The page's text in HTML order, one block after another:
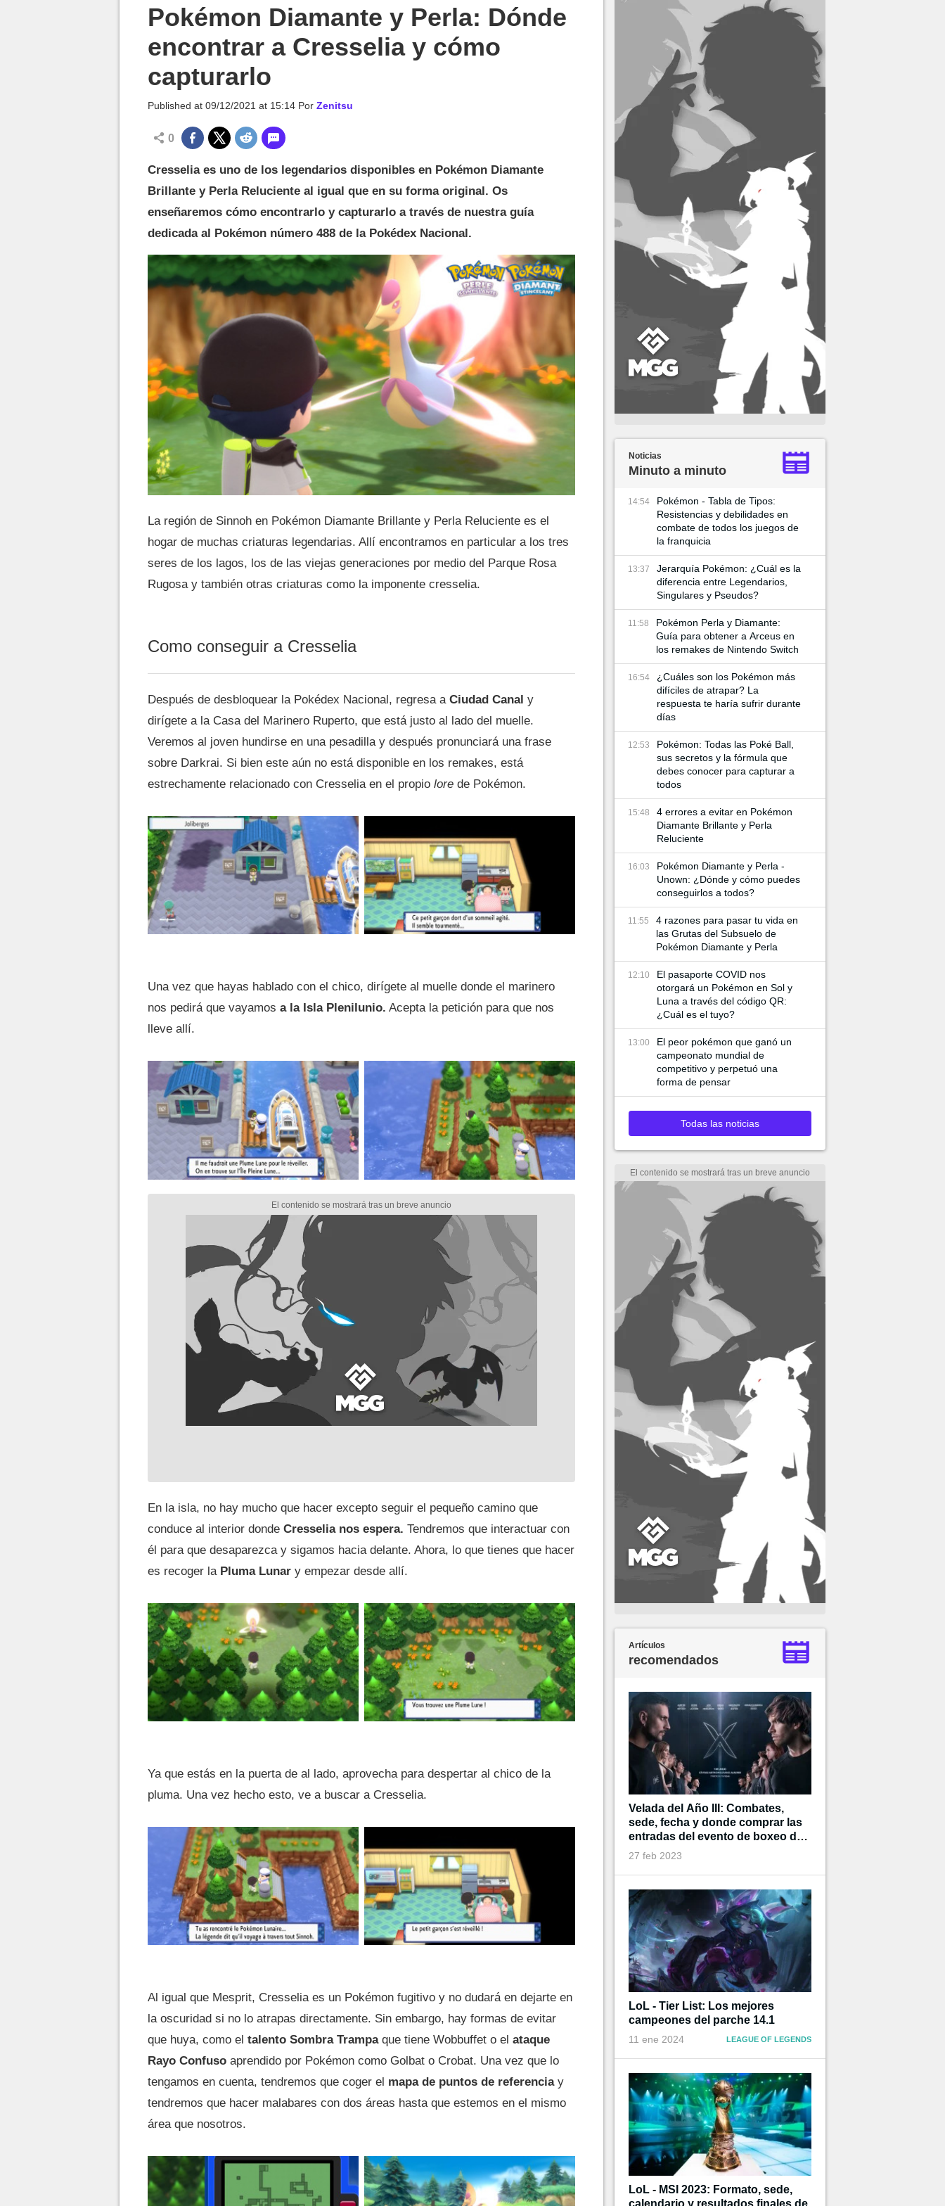
Pokémon Diamante y Perla: Dónde
encontrar a Cresselia y cómo
capturarlo
Published at 09/12/2021 at 15:14 Por Zenitsu
0
Cresselia es uno de los legendarios disponibles en Pokémon Diamante
Brillante y Perla Reluciente al igual que en su forma original. Os
enseñaremos cómo encontrarlo y capturarlo a través de nuestra guía
dedicada al Pokémon número 488 de la Pokédex Nacional.
La región de Sinnoh en Pokémon Diamante Brillante y Perla Reluciente es el
hogar de muchas criaturas legendarias. Allí encontramos en particular a los tres
seres de los lagos, los de las viejas generaciones por medio del Parque Rosa
Rugosa y también otras criaturas como la imponente cresselia.
Como conseguir a Cresselia
Después de desbloquear la Pokédex Nacional, regresa a Ciudad Canal y
dirígete a la Casa del Marinero Ruperto, que está justo al lado del muelle.
Veremos al joven hundirse en una pesadilla y después pronunciará una frase
sobre Darkrai. Si bien este aún no está disponible en los remakes, está
estrechamente relacionado con Cresselia en el propio lore de Pokémon.
Una vez que hayas hablado con el chico, dirígete al muelle donde el marinero
nos pedirá que vayamos a la Isla Plenilunio. Acepta la petición para que nos
lleve allí.
En la isla, no hay mucho que hacer excepto seguir el pequeño camino que
conduce al interior donde Cresselia nos espera. Tendremos que interactuar con
él para que desaparezca y sigamos hacia delante. Ahora, lo que tienes que hacer
es recoger la Pluma Lunar y empezar desde allí.
Ya que estás en la puerta de al lado, aprovecha para despertar al chico de la
pluma. Una vez hecho esto, ve a buscar a Cresselia.
Al igual que Mesprit, Cresselia es un Pokémon fugitivo y no dudará en dejarte en
la oscuridad si no lo atrapas directamente. Sin embargo, hay formas de evitar
que huya, como el talento Sombra Trampaque tiene Wobbuffet o el ataque
Rayo Confuso aprendido por Pokémon como Golbat o Crobat. Una vez que lo
tengamos en cuenta, tendremos que coger el mapa de puntos de referenciay
tendremos que hacer malabares con dos áreas hasta que estemos en el mismo
área que nosotros.
Noticias
Minuto a minuto
14:54
Pokémon - Tabla de Tipos:
Resistencias y debilidades en
combate de todos los juegos de
la franquicia
13:37
Jerarquía Pokémon: ¿Cuál es la
diferencia entre Legendarios,
Singulares y Pseudos?
11:58
Pokémon Perla y Diamante:
Guía para obtener a Arceus en
los remakes de Nintendo Switch
16:54
¿Cuáles son los Pokémon más
difíciles de atrapar? La
respuesta te haría sufrir durante
días
12:53
Pokémon: Todas las Poké Ball,
sus secretos y la fórmula que
debes conocer para capturar a
todos
15:48
4 errores a evitar en Pokémon
Diamante Brillante y Perla
Reluciente
16:03
Pokémon Diamante y Perla -
Unown: ¿Dónde y cómo puedes
conseguirlos a todos?
11:55
4 razones para pasar tu vida en
las Grutas del Subsuelo de
Pokémon Diamante y Perla
12:10
El pasaporte COVID nos
otorgará un Pokémon en Sol y
Luna a través del código QR:
¿Cuál es el tuyo?
13:00
El peor pokémon que ganó un
campeonato mundial de
competitivo y perpetuó una
forma de pensar
Todas las noticias
Artículos
recomendados
Velada del Año III: Combates,
sede, fecha y donde comprar las
entradas del evento de boxeo de
Ibai
27 feb 2023
LoL - Tier List: Los mejores
campeones del parche 14.1
11 ene 2024 LEAGUE OF LEGENDS
LoL - MSI 2023: Formato, sede,
calendario y resultados finales de